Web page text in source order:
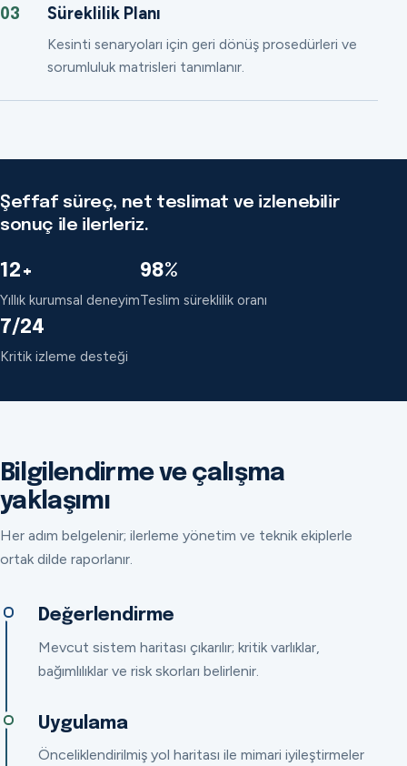
03 Süreklilik Planı
Kesinti senaryoları için geri dönüş prosedürleri ve
sorumluluk matrisleri tanımlanır.
Şeffaf süreç, net teslimat ve izlenebilir
sonuç ile ilerleriz.
12+
Yıllık kurumsal deneyim
98%
Teslim süreklilik oranı
7/24
Kritik izleme desteği
Bilgilendirme ve çalışma
yaklaşımı
Her adım belgelenir; ilerleme yönetim ve teknik ekiplerle
ortak dilde raporlanır.
Değerlendirme
Mevcut sistem haritası çıkarılır; kritik varlıklar,
bağımlılıklar ve risk skorları belirlenir.
Uygulama
Önceliklendirilmiş yol haritası ile mimari iyileştirmeler